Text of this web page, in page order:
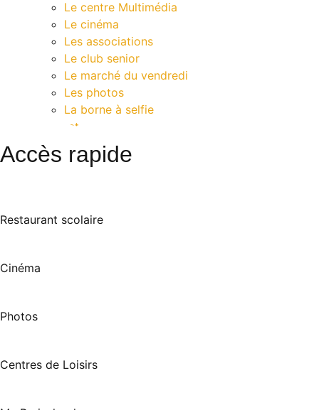
Le centre Multimédia
Le cinéma
Les associations
Le club senior
Le marché du vendredi
Les photos
La borne à selfie
Contact
Accès rapide
Restaurant scolaire
Cinéma
Photos
Centres de Loisirs